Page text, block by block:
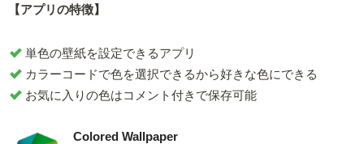
【アプリの特徴】
単色の壁紙を設定できるアプリ
カラーコードで色を選択できるから好きな色にできる
お気に入りの色はコメント付きで保存可能
Colored Wallpaper